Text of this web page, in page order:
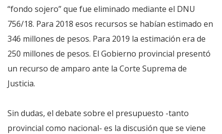
“fondo sojero” que fue eliminado mediante el DNU
756/18. Para 2018 esos recursos se habían estimado en
346 millones de pesos. Para 2019 la estimación era de
250 millones de pesos. El Gobierno provincial presentó
un recurso de amparo ante la Corte Suprema de
Justicia.
Sin dudas, el debate sobre el presupuesto -tanto
provincial como nacional- es la discusión que se viene